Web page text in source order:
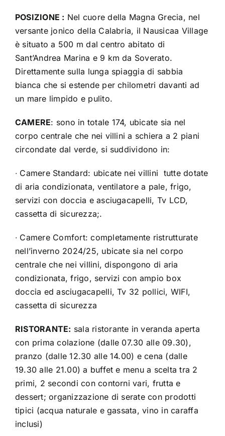
POSIZIONE : Nel cuore della Magna Grecia, nel
versante jonico della Calabria, il Nausicaa Village
è situato a 500 m dal centro abitato di
Sant’Andrea Marina e 9 km da Soverato.
Direttamente sulla lunga spiaggia di sabbia
bianca che si estende per chilometri davanti ad
un mare limpido e pulito.
CAMERE: sono in totale 174, ubicate sia nel
corpo centrale che nei villini a schiera a 2 piani
circondate dal verde, si suddividono in:
∙ Camere Standard: ubicate nei villini tutte dotate
di aria condizionata, ventilatore a pale, frigo,
servizi con doccia e asciugacapelli, Tv LCD,
cassetta di sicurezza;.
∙ Camere Comfort: completamente ristrutturate
nell’inverno 2024/25, ubicate sia nel corpo
centrale che nei villini, dispongono di aria
condizionata, frigo, servizi con ampio box
doccia ed asciugacapelli, Tv 32 pollici, WIFI,
cassetta di sicurezza
RISTORANTE: sala ristorante in veranda aperta
con prima colazione (dalle 07.30 alle 09.30),
pranzo (dalle 12.30 alle 14.00) e cena (dalle
19.30 alle 21.00) a buffet e menu a scelta tra 2
primi, 2 secondi con contorni vari, frutta e
dessert; organizzazione di serate con prodotti
tipici (acqua naturale e gassata, vino in caraffa
inclusi)